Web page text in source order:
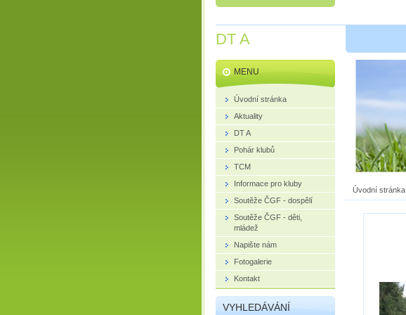
DT A
Úvodní stránka
MENU
Úvodní stránka
Aktuality
DT A
Pohár klubů
TCM
Informace pro kluby
Soutěže ČGF - dospělí
Soutěže ČGF - děti,
mládež
Napište nám
Fotogalerie
Kontakt
VYHLEDÁVÁNÍ